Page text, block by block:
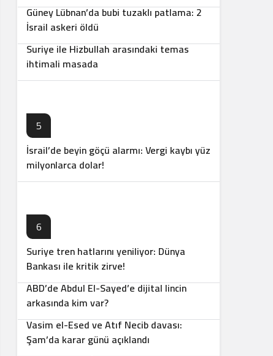
Güney Lübnan’da bubi tuzaklı patlama: 2
İsrail askeri öldü
4
Suriye ile Hizbullah arasındaki temas
ihtimali masada
5
İsrail’de beyin göçü alarmı: Vergi kaybı yüz
milyonlarca dolar!
6
Suriye tren hatlarını yeniliyor: Dünya
Bankası ile kritik zirve!
7
ABD’de Abdul El-Sayed’e dijital lincin
arkasında kim var?
8
Vasim el-Esed ve Atıf Necib davası:
Şam’da karar günü açıklandı
9